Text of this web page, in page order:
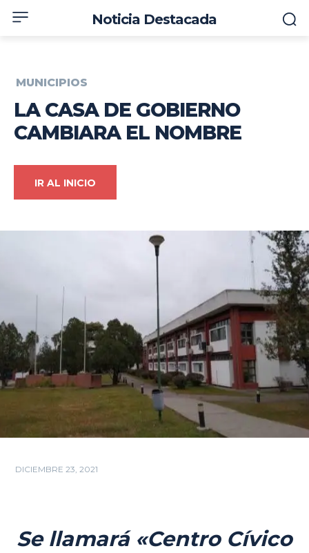
Noticia Destacada
MUNICIPIOS
LA CASA DE GOBIERNO
CAMBIARA EL NOMBRE
IR AL INICIO
DICIEMBRE 23, 2021
Se llamará «Centro Cívico